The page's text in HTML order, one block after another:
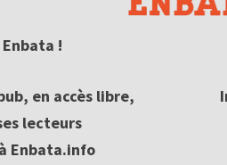
!
en accès libre,
lecteurs
Enbata.info